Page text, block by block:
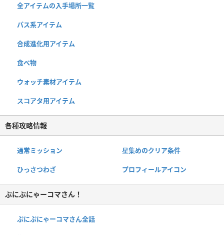
全アイテムの入手場所一覧
パス系アイテム
合成進化用アイテム
食べ物
ウォッチ素材アイテム
スコアタ用アイテム
各種攻略情報
通常ミッション 星集めのクリア条件
ひっさつわざ プロフィールアイコン
ぷにぷにゃーコマさん！
ぷにぷにゃーコマさん全話